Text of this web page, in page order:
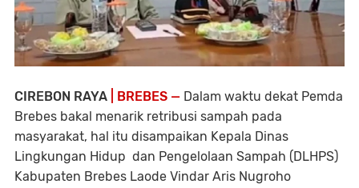
CIREBON RAYA | BREBES — Dalam waktu dekat Pemda
Brebes bakal menarik retribusi sampah pada
masyarakat, hal itu disampaikan Kepala Dinas
Lingkungan Hidup dan Pengelolaan Sampah (DLHPS)
Kabupaten Brebes Laode Vindar Aris Nugroho